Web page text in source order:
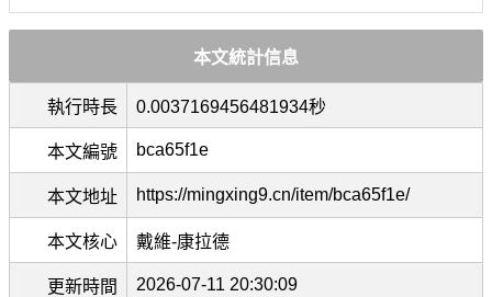
本文統計信息
執行時長 0.0037169456481934秒
本文編號 bca65f1e
本文地址 https://mingxing9.cn/item/bca65f1e/
本文核心 戴維-康拉德
更新時間 2026-07-11 20:30:09